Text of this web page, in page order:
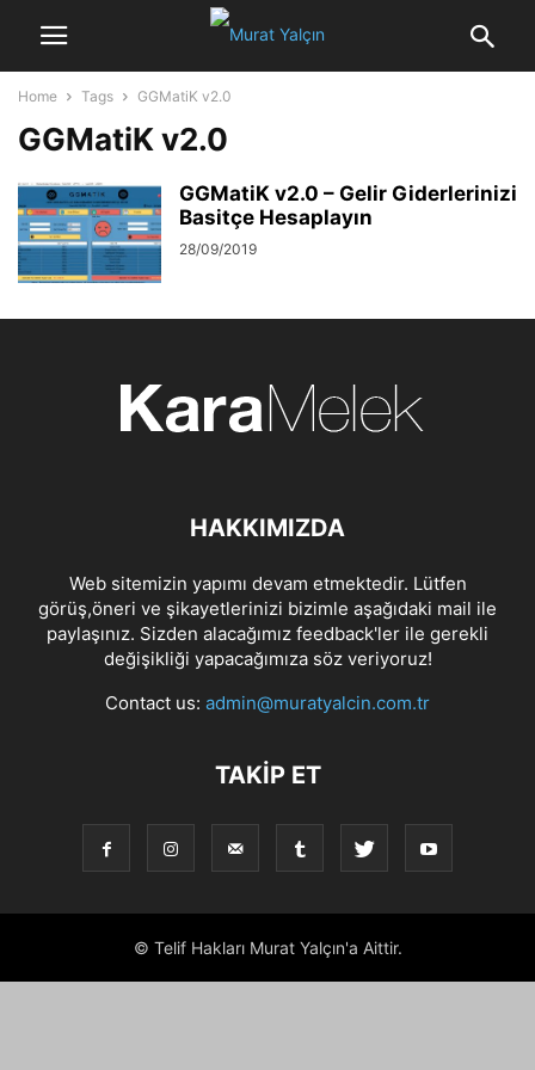
Home Tags GGMatiK v2.0
GGMatiK v2.0
GGMatiK v2.0 – Gelir Giderlerinizi
Basitçe Hesaplayın
28/09/2019
HAKKIMIZDA
Web sitemizin yapımı devam etmektedir. Lütfen
görüş,öneri ve şikayetlerinizi bizimle aşağıdaki mail ile
paylaşınız. Sizden alacağımız feedback'ler ile gerekli
değişikliği yapacağımıza söz veriyoruz!
Contact us: admin@muratyalcin.com.tr
TAKIP ET
© Telif Hakları Murat Yalçın'a Aittir.